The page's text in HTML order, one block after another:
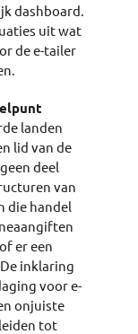
dashboard.
uit wat
de e-tailer
landen
lid van de
deel
van
die handel
er een
inklaring
voor e-
onjuiste
tot